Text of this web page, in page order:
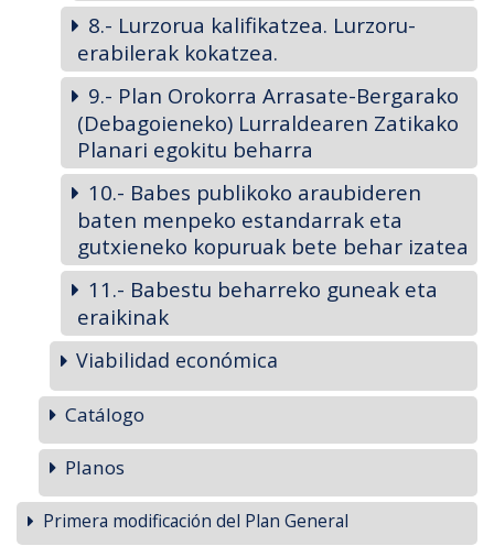
8.- Lurzorua kalifikatzea. Lurzoru-
erabilerak kokatzea.
9.- Plan Orokorra Arrasate-Bergarako
(Debagoieneko) Lurraldearen Zatikako
Planari egokitu beharra
10.- Babes publikoko araubideren
baten menpeko estandarrak eta
gutxieneko kopuruak bete behar izatea
11.- Babestu beharreko guneak eta
eraikinak
Viabilidad económica
Catálogo
Planos
Primera modificación del Plan General